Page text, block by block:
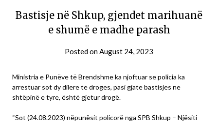
Bastisje në Shkup, gjendet marihuanë
e shumë e madhe parash
Posted onAugust 24, 2023
Ministria e Punëve të Brendshme ka njoftuar se policia ka
arrestuar sot dy dilerë të drogës, pasi gjatë bastisjes në
shtëpinë e tyre, është gjetur drogë.
“Sot (24.08.2023) nëpunësit policorë nga SPB Shkup – Njësiti